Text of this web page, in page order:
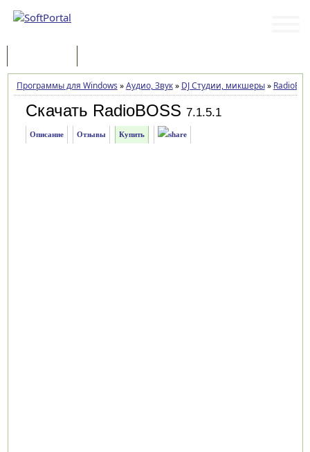
Программы для Windows »Аудио, Звук» DJ Студии, микшеры»
Скачать RadioBOSS 7.1.5.1
Описание Отзывы Купить